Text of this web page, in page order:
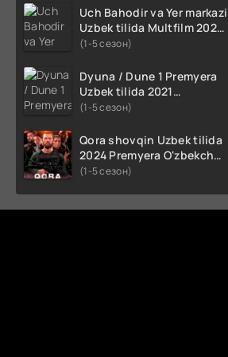
HD skachat
Uch Bahodir va Yer markazi
Uzbek tilida Multfilm 2025
tarjima HD skachat
(1-5 сезон)
Dyuna / Dune 1 Premyera
Uzbek tilida 2021
O'zbekcha tarjima kino HD
(1-5 сезон)
Qora shovqin Uzbek tilida
2024 Premyera O'zbekcha
tarjima kino HD skachat
(1-5 сезон)